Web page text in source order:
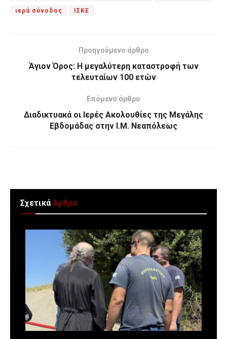
ιερά σύνοδος ΙΣΚΕ
Προηγούμενο άρθρο
Άγιον Όρος: Η μεγαλύτερη καταστροφή των
τελευταίων 100 ετών
Επόμενο άρθρο
Διαδικτυακά οι Ιερές Ακολουθίες της Μεγάλης
Εβδομάδας στην Ι.Μ. Νεαπόλεως
ΣχετικάΆρθρα